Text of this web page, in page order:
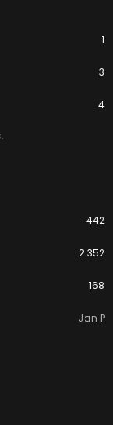
1
3
4
442
2.352
168
Jan P